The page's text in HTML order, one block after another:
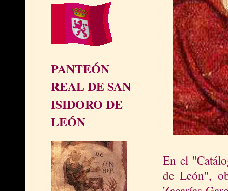
PANTEÓN
REAL DE SAN
ISIDORO DE
LEÓN
En el
de León",